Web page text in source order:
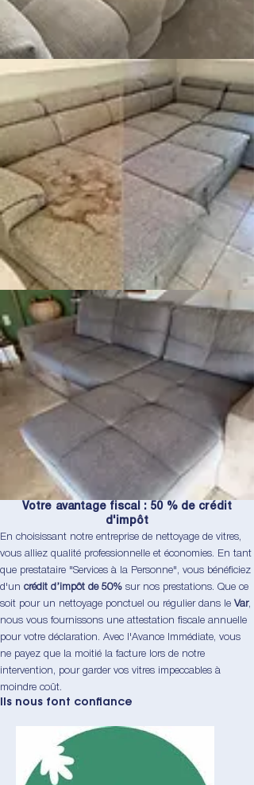
Votre avantage fiscal : 50 % de crédit
d'impôt
En choisissant notre entreprise de nettoyage de vitres,
vous alliez qualité professionnelle et économies. En tant
que prestataire "Services à la Personne", vous bénéficiez
d'un crédit d’impôt de 50% sur nos prestations. Que ce
soit pour un nettoyage ponctuel ou régulier dans le Var,
nous vous fournissons une attestation fiscale annuelle
pour votre déclaration. Avec l'Avance Immédiate, vous
ne payez que la moitié la facture lors de notre
intervention, pour garder vos vitres impeccables à
moindre coût.
Ils nous font confiance